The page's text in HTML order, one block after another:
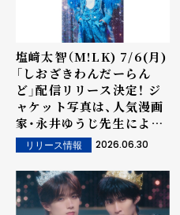
塩﨑太智（M!LK) 7/6(月)
「しおざきわんだーらん
ど」配信リリース決定！ ジ
ャケット写真は、人気漫画
家・永井ゆうじ先生による
書き下ろしデザイン！
リリース情報 2026.06.30